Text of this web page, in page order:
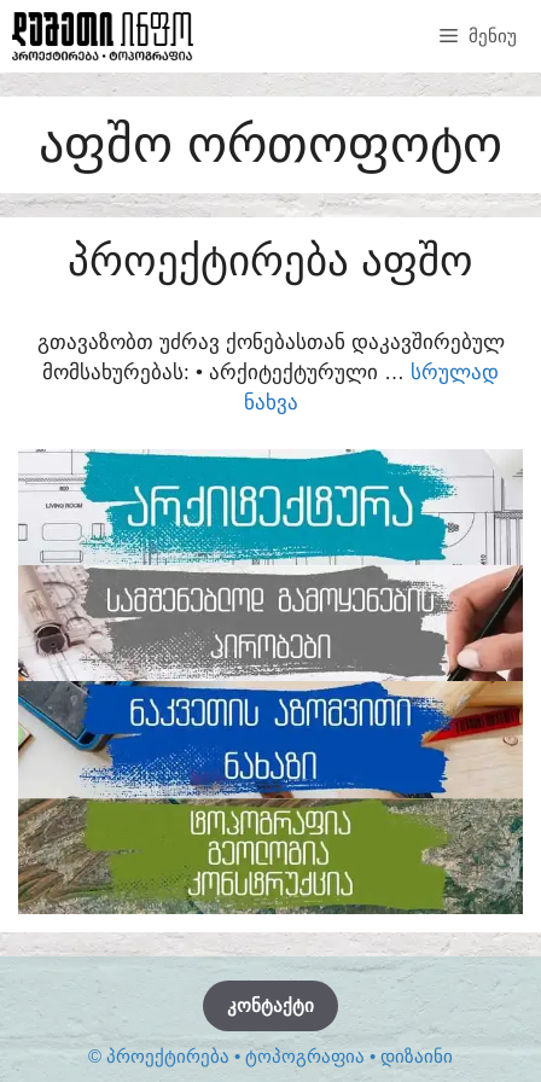
SKIP
TO
CONTENT
ᲛᲔᲜᲘᲣ
ᲐᲤᲨᲝ ᲝᲠᲗᲝᲤᲝᲢᲝ
ᲞᲠᲝᲔᲥᲢᲘᲠᲔᲑᲐ ᲐᲤᲨᲝ
ᲒᲗᲐᲕᲐᲖᲝᲑᲗ ᲣᲫᲠᲐᲕ ᲥᲝᲜᲔᲑᲐᲡᲗᲐᲜ ᲓᲐᲙᲐᲕᲨᲘᲠᲔᲑᲣᲚ
ᲛᲝᲛᲡᲐᲮᲣᲠᲔᲑᲐᲡ:​ • ᲐᲠᲥᲘᲢᲔᲥᲢᲣᲠᲣᲚᲘ … ᲡᲠᲣᲚᲐᲓ
ᲜᲐᲮᲕᲐ
ᲙᲝᲜᲢᲐᲥᲢᲘ
© ᲞᲠᲝᲔᲥᲢᲘᲠᲔᲑᲐ • ᲢᲝᲞᲝᲒᲠᲐᲤᲘᲐ • ᲓᲘᲖᲐᲘᲜᲘ